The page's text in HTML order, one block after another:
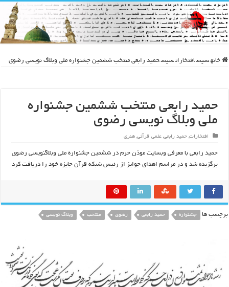
خانه سپس افتخارات سپس حمید رابعی منتخب ششمین جشنواره ملی وبلاگ نویسی رضوی
حمید رابعی منتخب ششمین جشنواره
ملی وبلاگ نویسی رضوی
افتخارات,حمید رابعی,علمی,قرآنی,هنری
حمید رابعی با معرفی وبسایت موذن حرم در ششمین جشنواره ملی وبلاگنویسی رضوی
برگزیده شد و در مراسم اهدای جوایز از رئیس شبکه قرآن جایزه خود را دریافت کرد
برچسب ها جشنواره حمید رابعی رضوی منتخب وبلاگ نویسی